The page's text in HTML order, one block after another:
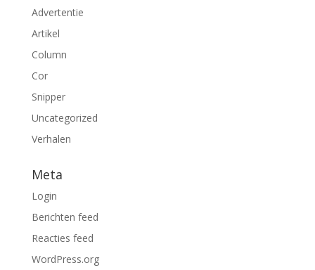
Advertentie
Artikel
Column
Cor
Snipper
Uncategorized
Verhalen
Meta
Login
Berichten feed
Reacties feed
WordPress.org